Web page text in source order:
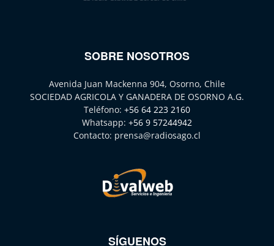
SOBRE NOSOTROS
Avenida Juan Mackenna 904, Osorno, Chile
SOCIEDAD AGRICOLA Y GANADERA DE OSORNO A.G.
Teléfono: +56 64 223 2160
Whatsapp: +56 9 57244942
Contacto: prensa@radiosago.cl
SÍGUENOS